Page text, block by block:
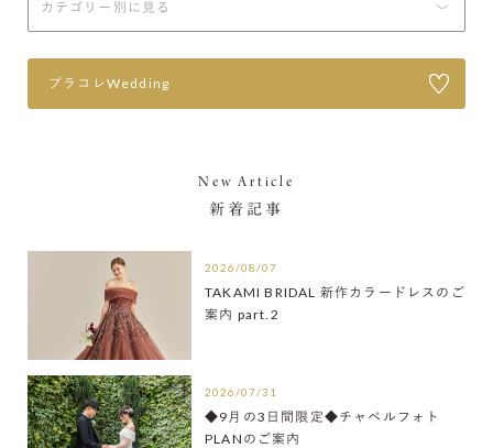
プラコレWedding
New Article
新着記事
2026/08/07
TAKAMI BRIDAL 新作カラードレスのご
案内 part.2
2026/07/31
◆9月の3日間限定◆チャペルフォト
PLANのご案内